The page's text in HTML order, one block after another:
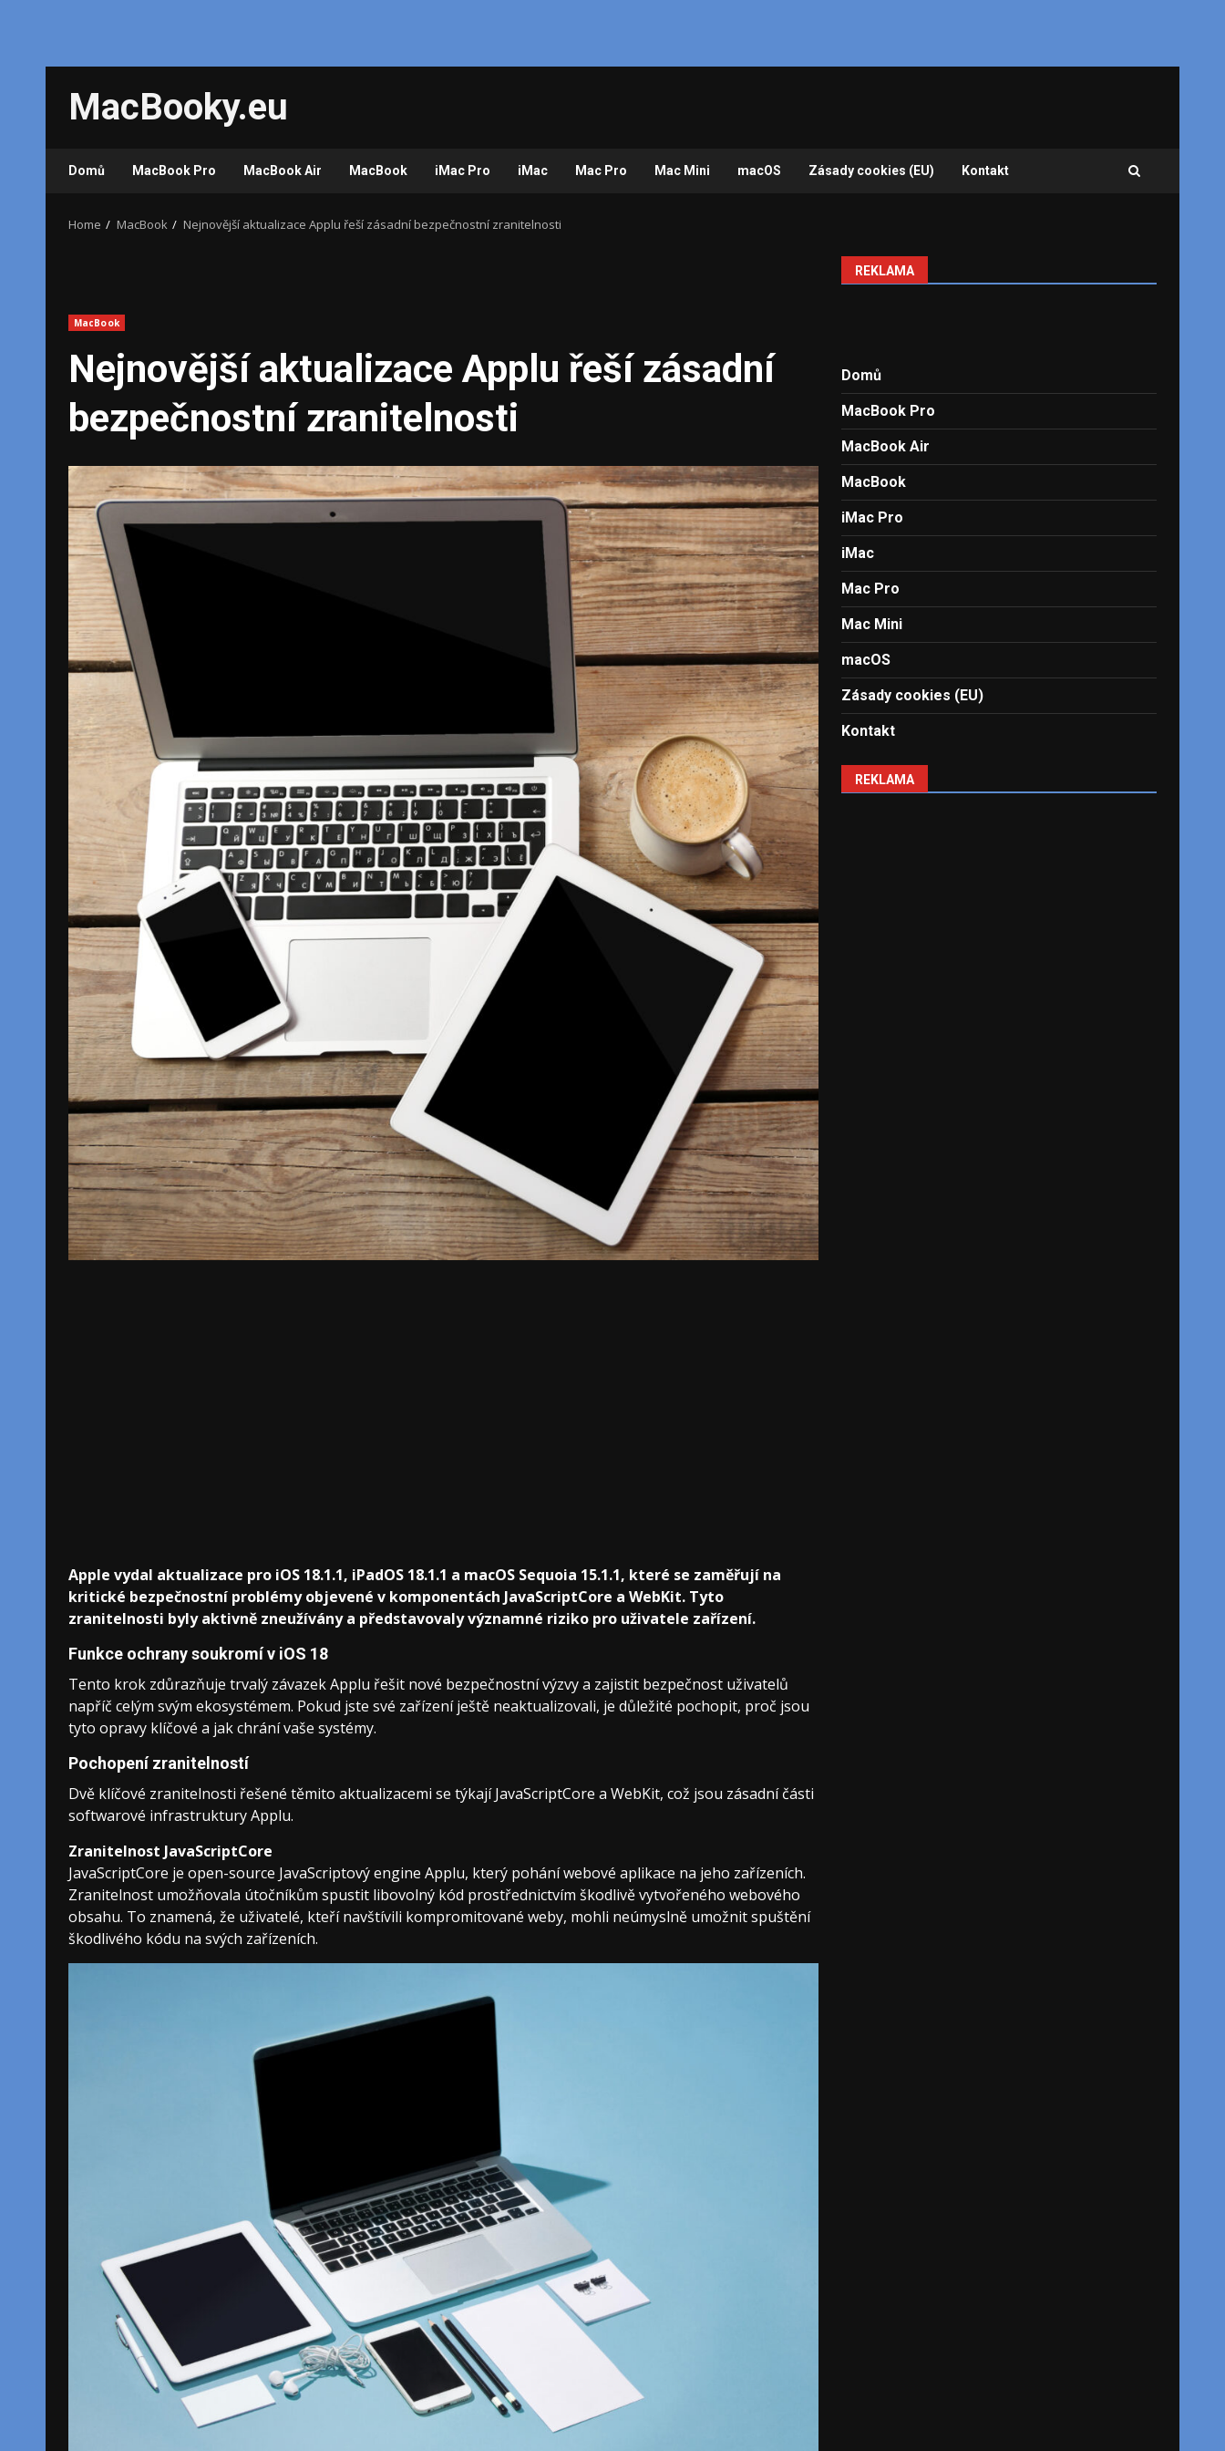
content
MacBooky.eu
Domů MacBook Pro MacBook Air MacBook iMac Pro iMac Mac Pro Mac Mini macOS Zásady cookies (EU) Kontakt
Home MacBook Nejnovější aktualizace Applu řeší zásadní bezpečnostní zranitelnosti
MacBook
Nejnovější aktualizace Applu řeší zásadní
bezpečnostní zranitelnosti
Apple vydal aktualizace pro iOS 18.1.1, iPadOS 18.1.1 a macOS Sequoia 15.1.1, které se zaměřují na
kritické bezpečnostní problémy objevené v komponentách JavaScriptCore a WebKit. Tyto
zranitelnosti byly aktivně zneužívány a představovaly významné riziko pro uživatele zařízení.
Funkce ochrany soukromí v iOS 18
Tento krok zdůrazňuje trvalý závazek Applu řešit nové bezpečnostní výzvy a zajistit bezpečnost uživatelů
napříč celým svým ekosystémem. Pokud jste své zařízení ještě neaktualizovali, je důležité pochopit, proč jsou
tyto opravy klíčové a jak chrání vaše systémy.
Pochopení zranitelností
Dvě klíčové zranitelnosti řešené těmito aktualizacemi se týkají JavaScriptCore a WebKit, což jsou zásadní části
softwarové infrastruktury Applu.
Zranitelnost JavaScriptCore
JavaScriptCore je open-source JavaScriptový engine Applu, který pohání webové aplikace na jeho zařízeních.
Zranitelnost umožňovala útočníkům spustit libovolný kód prostřednictvím škodlivě vytvořeného webového
obsahu. To znamená, že uživatelé, kteří navštívili kompromitované weby, mohli neúmyslně umožnit spuštění
škodlivého kódu na svých zařízeních.
REKLAMA
Domů
MacBook Pro
MacBook Air
MacBook
iMac Pro
iMac
Mac Pro
Mac Mini
macOS
Zásady cookies (EU)
Kontakt
REKLAMA